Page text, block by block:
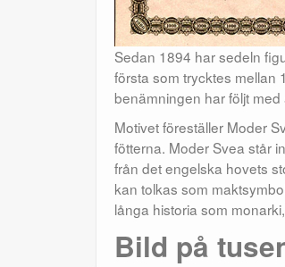
Sedan 1894 har sedeln
första som trycktes mellan
benämningen har följt
Motivet föreställer Moder
fötterna. Moder Svea står
från det engelska hovets
kan tolkas som
långa historia som
Bild på